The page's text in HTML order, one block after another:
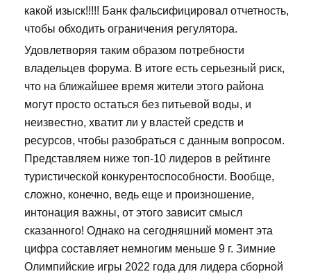
какой изыск!!!!! Банк фальсифицировал отчетность,
чтобы обходить ограничения регулятора.
Удовлетворяя таким образом потребности
владельцев форума. В итоге есть серьезный риск,
что на ближайшее время жители этого района
могут просто остаться без питьевой воды, и
неизвестно, хватит ли у властей средств и
ресурсов, чтобы разобраться с данным вопросом.
Представляем ниже топ-10 лидеров в рейтинге
туристической конкурентоспособности. Вообще,
сложно, конечно, ведь еще и произношение,
интонация важны, от этого зависит смысл
сказанного! Однако на сегодняшний момент эта
цифра составляет немногим меньше 9 г. Зимние
Олимпийские игры 2022 года для лидера сборной